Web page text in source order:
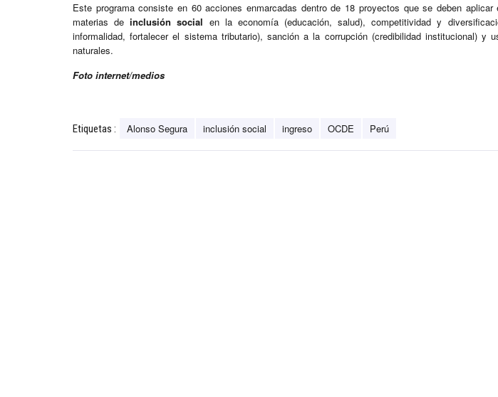
Este programa consiste en 60 acciones enmarcadas dentro de 18 proyectos que se deben
materias deinclusión social en la economía (educación, salud), competitividad y
informalidad, fortalecer el sistema tributario), sanción a la corrupción (credibilidad institucional) y
naturales.
Foto internet/medios
Etiquetas : Alonso Segura inclusión social ingreso OCDE Perú